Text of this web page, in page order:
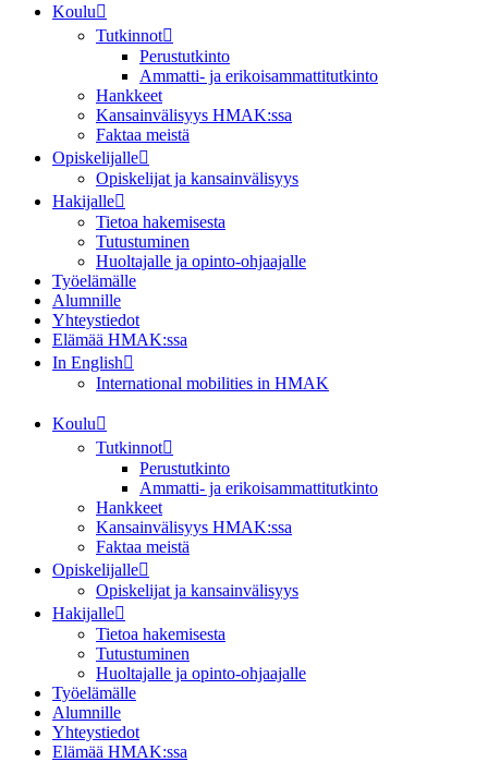
Koulu
Tutkinnot
Perustutkinto
Ammatti- ja erikoisammattitutkinto
Hankkeet
Kansainvälisyys HMAK:ssa
Faktaa meistä
Opiskelijalle
Opiskelijat ja kansainvälisyys
Hakijalle
Tietoa hakemisesta
Tutustuminen
Huoltajalle ja opinto-ohjaajalle
Työelämälle
Alumnille
Yhteystiedot
Elämää HMAK:ssa
In English
International mobilities in HMAK
Koulu
Tutkinnot
Perustutkinto
Ammatti- ja erikoisammattitutkinto
Hankkeet
Kansainvälisyys HMAK:ssa
Faktaa meistä
Opiskelijalle
Opiskelijat ja kansainvälisyys
Hakijalle
Tietoa hakemisesta
Tutustuminen
Huoltajalle ja opinto-ohjaajalle
Työelämälle
Alumnille
Yhteystiedot
Elämää HMAK:ssa